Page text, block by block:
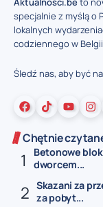
specjalnie z myślą o
lokalnych
codziennego w
Śledź nas, aby być
Chętnie
Betonowe
dworcem...
Skazani za
za pobyt...